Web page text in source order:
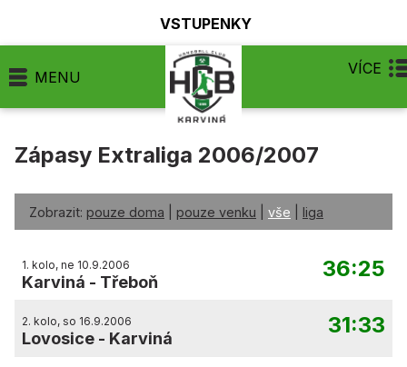
VSTUPENKY
MENU VÍCE
Zápasy Extraliga 2006/2007
Zobrazit: pouze doma pouze venku vše liga
1. kolo, ne 10.9.2006
Karviná - Třeboň
36:25
2. kolo, so 16.9.2006
Lovosice - Karviná
31:33